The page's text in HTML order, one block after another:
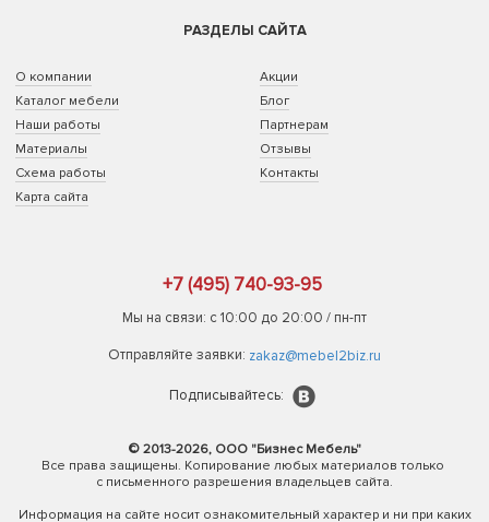
РАЗДЕЛЫ САЙТА
О компании
Каталог мебели
Наши работы
Материалы
Схема работы
Карта сайта
Акции
Блог
Партнерам
Отзывы
Контакты
+7 (495) 740-93-95
Мы на связи: с 10:00 до 20:00 / пн-пт
Отправляйте заявки: zakaz@mebel2biz.ru
Подписывайтесь:
© 2013-2026, ООО "Бизнес Мебель"
Все права защищены. Копирование любых материалов только
с письменного разрешения владельцев сайта.
Информация на сайте носит ознакомительный характер и ни при каких